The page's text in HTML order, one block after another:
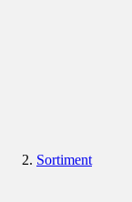
Sortiment